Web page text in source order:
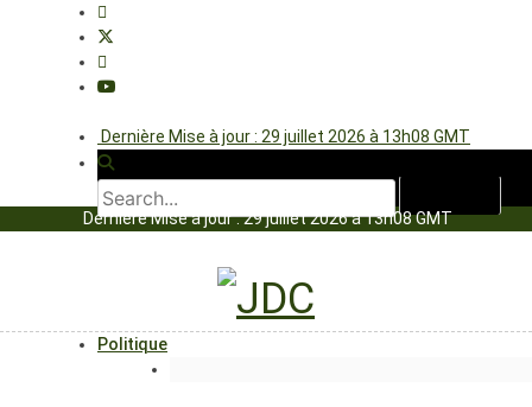
Dernière Mise à jour : 29 juillet 2026 à 13h08 GMT
Dernière Mise à jour : 29 juillet 2026 à 13h08 GMT
Politique